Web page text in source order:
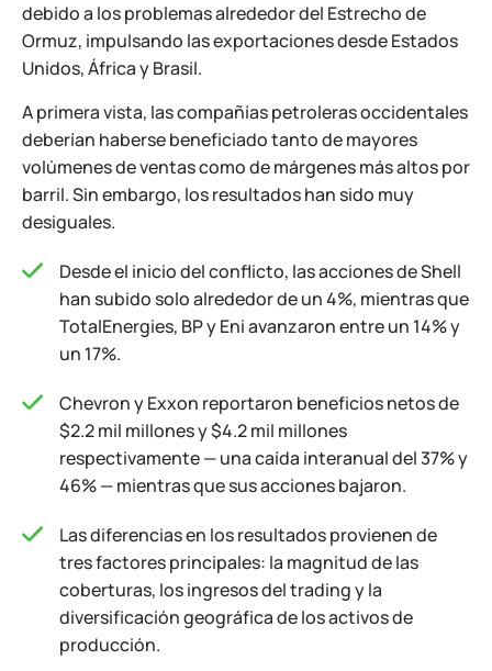
debido a los problemas alrededor del Estrecho de
Ormuz, impulsando las exportaciones desde Estados
Unidos, África y Brasil.
A primera vista, las compañías petroleras occidentales
deberían haberse beneficiado tanto de mayores
volúmenes de ventas como de márgenes más altos por
barril. Sin embargo, los resultados han sido muy
desiguales.
Desde el inicio del conflicto, las acciones de Shell
han subido solo alrededor de un 4%, mientras que
TotalEnergies, BP y Eni avanzaron entre un 14% y
un 17%.
Chevron y Exxon reportaron beneficios netos de
$2.2 mil millones y $4.2 mil millones
respectivamente — una caída interanual del 37% y
46% — mientras que sus acciones bajaron.
Las diferencias en los resultados provienen de
tres factores principales: la magnitud de las
coberturas, los ingresos del trading y la
diversificación geográfica de los activos de
producción.